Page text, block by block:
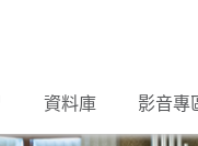
資料庫 影音專